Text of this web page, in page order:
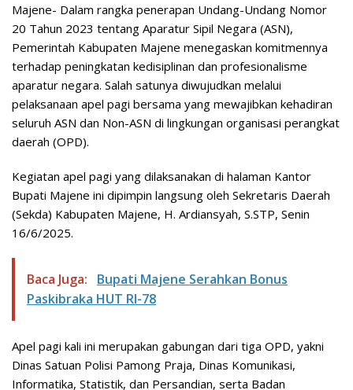
Majene- Dalam rangka penerapan Undang-Undang Nomor
20 Tahun 2023 tentang Aparatur Sipil Negara (ASN),
Pemerintah Kabupaten Majene menegaskan komitmennya
terhadap peningkatan kedisiplinan dan profesionalisme
aparatur negara. Salah satunya diwujudkan melalui
pelaksanaan apel pagi bersama yang mewajibkan kehadiran
seluruh ASN dan Non-ASN di lingkungan organisasi perangkat
daerah (OPD).
Kegiatan apel pagi yang dilaksanakan di halaman Kantor
Bupati Majene ini dipimpin langsung oleh Sekretaris Daerah
(Sekda) Kabupaten Majene, H. Ardiansyah, S.STP, Senin
16/6/2025.
Baca Juga:
Bupati Majene Serahkan Bonus
Paskibraka HUT RI-78
Apel pagi kali ini merupakan gabungan dari tiga OPD, yakni
Dinas Satuan Polisi Pamong Praja, Dinas Komunikasi,
Informatika, Statistik, dan Persandian, serta Badan